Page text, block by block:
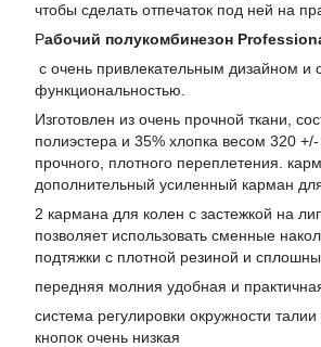
чтобы сделать отпечаток под ней на
Рабочий полукомбинезон
с очень привлекательным дизайном и
функциональностью.
Изготовлен из очень прочной ткани,
полиэстера и 35% хлопка весом 320
прочного, плотного переплетения.
дополнительный усиленный карман
2 кармана для колен с застежкой на
позволяет использовать сменные
подтяжки с плотной резиной и
передняя молния удобная и
система регулировки окружности
кнопок очень низкая